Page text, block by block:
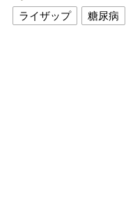
ライザップ
糖尿病